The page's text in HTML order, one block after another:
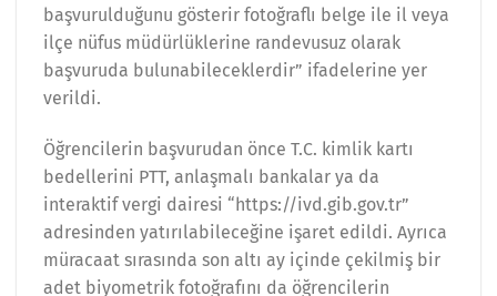
başvurulduğunu gösterir fotoğraflı belge ile il veya
ilçe nüfus müdürlüklerine randevusuz olarak
başvuruda bulunabileceklerdir” ifadelerine yer
verildi.
Öğrencilerin başvurudan önce T.C. kimlik kartı
bedellerini PTT, anlaşmalı bankalar ya da
interaktif vergi dairesi “https://ivd.gib.gov.tr”
adresinden yatırılabileceğine işaret edildi. Ayrıca
müracaat sırasında son altı ay içinde çekilmiş bir
adet biyometrik fotoğrafını da öğrencilerin